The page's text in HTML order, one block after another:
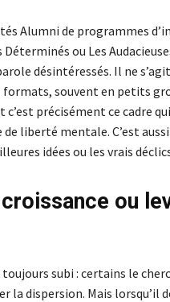
Alumni de programmes
ou Les
désintéressés. Il ne
souvent en petits
c’est précisément ce cadre
liberté mentale. C’est aussi
idées ou les vrais
ou
toujours subi : certains le
la dispersion. Mais lorsqu’il